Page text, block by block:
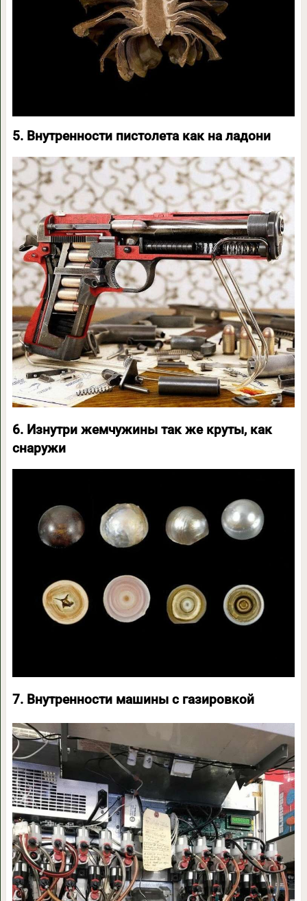
5. Внутренности пистолета как на ладони
6. Изнутри жемчужины так же круты, как
снаружи
7. Внутренности машины с газировкой